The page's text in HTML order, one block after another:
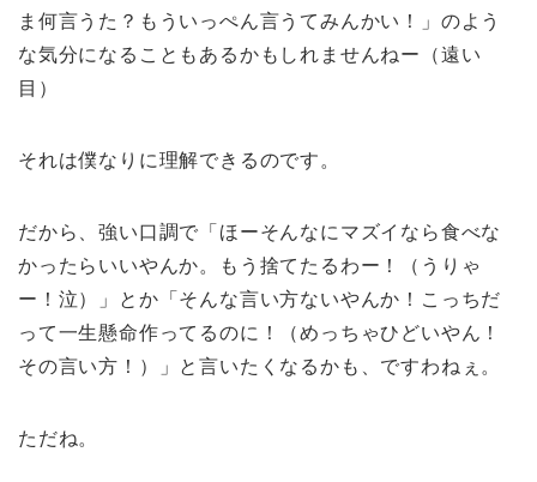
ま何言うた？もういっぺん言うてみんかい！」のよう
な気分になることもあるかもしれませんねー（遠い
目）
それは僕なりに理解できるのです。
だから、強い口調で「ほーそんなにマズイなら食べな
かったらいいやんか。もう捨てたるわー！（うりゃ
ー！泣）」とか「そんな言い方ないやんか！こっちだ
って一生懸命作ってるのに！（めっちゃひどいやん！
その言い方！）」と言いたくなるかも、ですわねぇ。
ただね。